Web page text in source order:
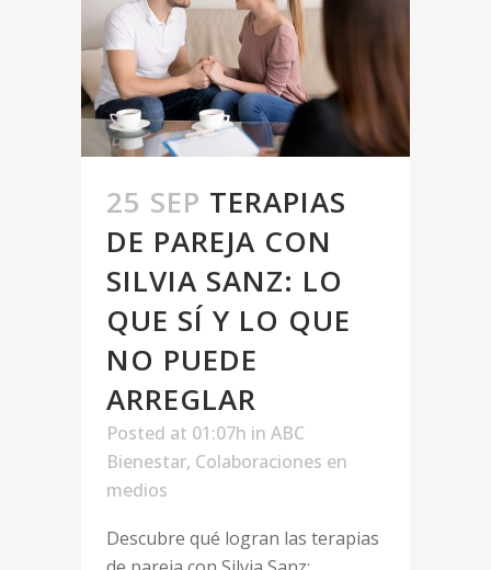
25 SEP TERAPIAS
DE PAREJA CON
SILVIA SANZ: LO
QUE SÍ Y LO QUE
NO PUEDE
ARREGLAR
Posted at 01:07h in ABC
Bienestar, Colaboraciones en
medios
Descubre qué logran las terapias